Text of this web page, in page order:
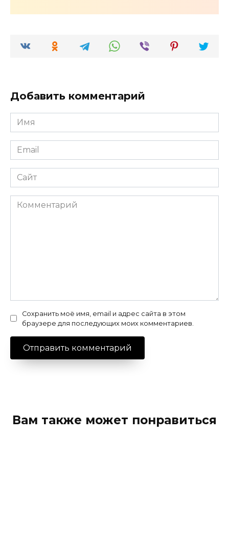
Добавить комментарий
Имя
*
Email
*
Сайт
Комментарий
Сохранить моё имя, email и адрес сайта в этом
браузере для последующих моих комментариев.
Вам также может понравиться